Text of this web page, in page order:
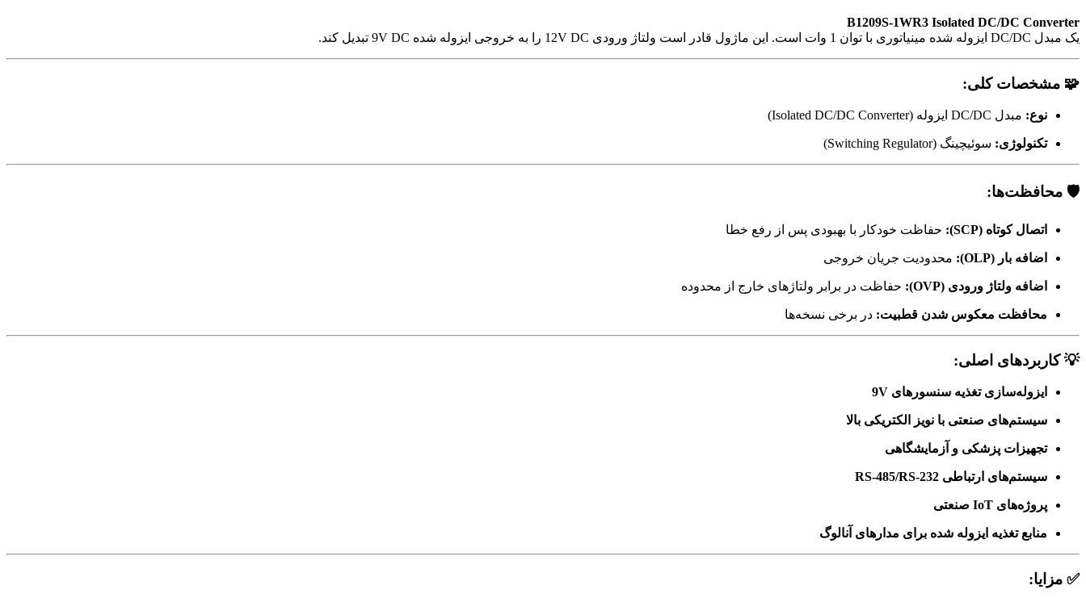
B1209S-1WR3 Isolated DC/DC Converter
یک مبدل DC/DC ایزوله شده مینیاتوری با توان 1 وات است. این ماژول قادر است ولتاژ ورودی 12V DC را به خروجی ایزوله شده 9V DC تبدیل کند.
🧩 مشخصات کلی:
نوع: مبدل DC/DC ایزوله (Isolated DC/DC Converter)
تکنولوژی: سوئیچینگ (Switching Regulator)
🛡️ محافظت‌ها:
اتصال کوتاه (SCP): حفاظت خودکار با بهبودی پس از رفع خطا
اضافه بار (OLP): محدودیت جریان خروجی
اضافه ولتاژ ورودی (OVP): حفاظت در برابر ولتاژهای خارج از محدوده
محافظت معکوس شدن قطبیت: در برخی نسخه‌ها
💡 کاربردهای اصلی:
ایزوله‌سازی تغذیه سنسورهای 9V
سیستم‌های صنعتی با نویز الکتریکی بالا
تجهیزات پزشکی و آزمایشگاهی
سیستم‌های ارتباطی RS-485/RS-232
پروژه‌های IoT صنعتی
منابع تغذیه ایزوله شده برای مدارهای آنالوگ
✅ مزایا: